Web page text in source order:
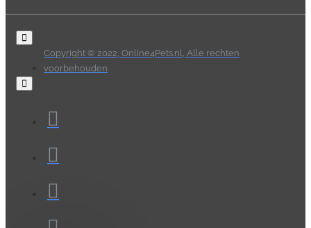
Copyright © 2022, Online4Pets.nl, Alle rechten
voorbehouden